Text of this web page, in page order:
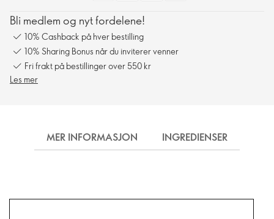
Bli medlem og nyt fordelene!
10% Cashback på hver bestilling
10% Sharing Bonus når du inviterer venner
Fri frakt på bestillinger over 550 kr
Les mer
MER INFORMASJON INGREDIENSER